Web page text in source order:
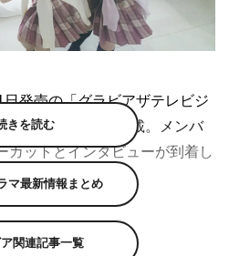
発売の「グラビアザテレビジ
て初の7人で表紙掲載。メンバ
カットとインタビューが到着し
衣など人気タレントが所属する
ミリアから生まれた、7人組ア
きを読む
マ最新情報まとめ
関連記事一覧